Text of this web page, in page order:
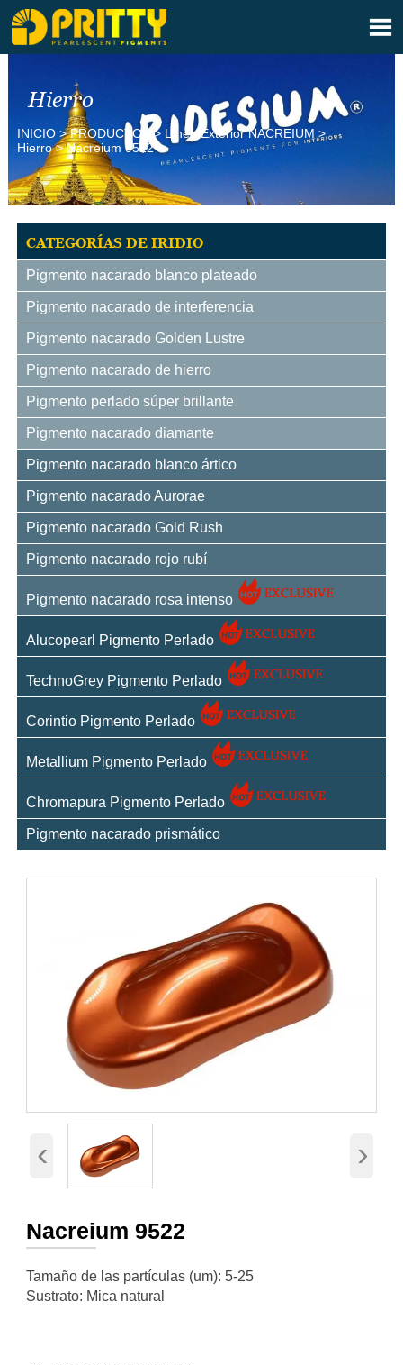

Hierro
INICIO>PRODUCTOS> Línea Exterior NACREIUM >
Hierro>Nacreium 9522
CATEGORÍAS DE IRIDIO
Pigmento nacarado blanco plateado
Pigmento nacarado de interferencia
Pigmento nacarado Golden Lustre
Pigmento nacarado de hierro
Pigmento perlado súper brillante
Pigmento nacarado diamante
Pigmento nacarado blanco ártico
Pigmento nacarado Aurorae
Pigmento nacarado Gold Rush
Pigmento nacarado rojo rubí
Pigmento nacarado rosa intenso
Alucopearl Pigmento Perlado
TechnoGrey Pigmento Perlado
Corintio Pigmento Perlado
Metallium Pigmento Perlado
Chromapura Pigmento Perlado
Pigmento nacarado prismático
‹ ›
Nacreium 9522
Tamaño de las partículas (um): 5-25
Sustrato: Mica natural